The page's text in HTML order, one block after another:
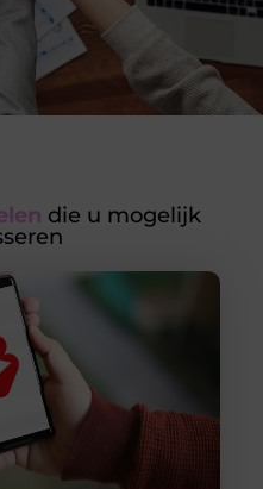
die u mogelijk